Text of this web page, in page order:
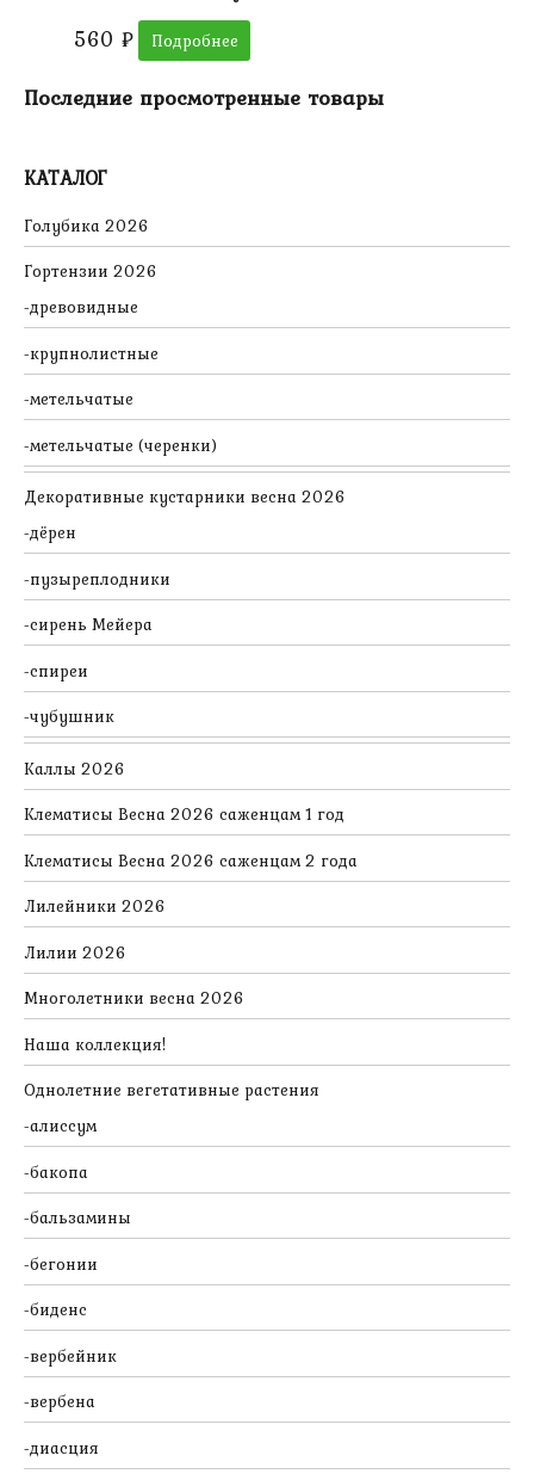
КАТАЛОГ
Голубика 2026
Гортензии 2026
древовидные
крупнолистные
метельчатые
метельчатые (черенки)
Декоративные кустарники весна 2026
дёрен
пузыреплодники
сирень Мейера
спиреи
чубушник
Каллы 2026
Клематисы Весна 2026 саженцам 1 год
Клематисы Весна 2026 саженцам 2 года
Лилейники 2026
Лилии 2026
Многолетники весна 2026
Наша коллекция!
Однолетние вегетативные растения
алиссум
бакопа
бальзамины
бегонии
биденс
вербейник
вербена
диасция
560 ₽ Подробнее
Последние просмотренные товары